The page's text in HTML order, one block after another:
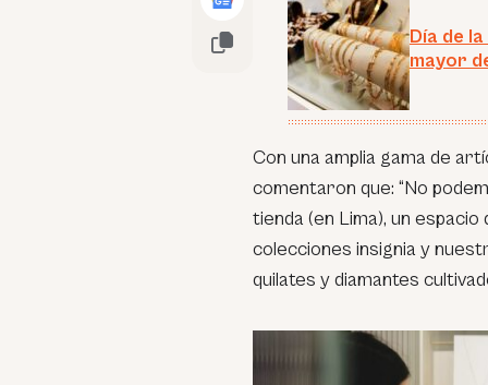
Día de
mayor
Con una amplia gama de
comentaron que: “No
tienda (en Lima), un
colecciones insignia y
quilates y diamantes